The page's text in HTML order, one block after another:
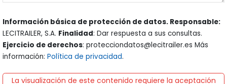
Información básica de protección de datos. Responsable:
LECITRAILER, S.A. Finalidad: Dar respuesta a sus consultas.
Ejercicio de derechos: protecciondatos@lecitrailer.es Más
información: Política de privacidad.
La visualización de este contenido requiere la aceptación